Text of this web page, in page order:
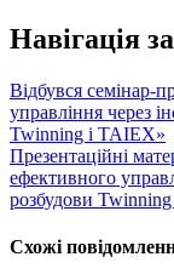
Навігація
Відбувся семінар-
управління через
Twinning і TAIEX»
Презентаційні
ефективного
розбудови
Схожі